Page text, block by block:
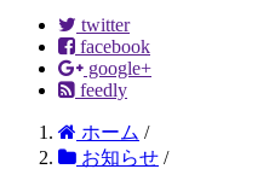
twitter
facebook
google+
feedly
ホーム /
お知らせ /